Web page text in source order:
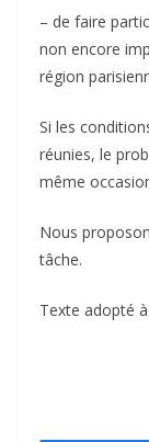
– de faire
non encore
région
Si les
réunies, le
même
Nous
tâche.
Texte adopté à